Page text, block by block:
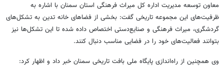
معاون توسعه مدیریت اداره کل میراث فرهنگی استان سمنان با اشاره به
ظرفیت‌های این مجموعه تاریخی گفت: بخشی از فضاهای خانه تدین به تشکل‌های
گردشگری، میراث فرهنگی و صنایع‌دستی اختصاص داده شده تا این تشکل‌ها نیز
بتوانند فعالیت‌های خود را در فضایی مناسب دنبال کنند.
وی همچنین از راه‌اندازی پایگاه ملی بافت تاریخی سمنان خبر داد و اظهار کرد: